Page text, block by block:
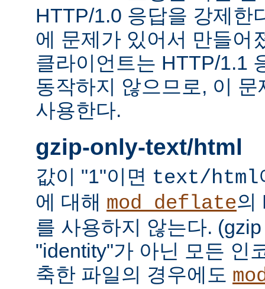
HTTP/1.0 응답을 강제한
에 문제가 있어서 만들어
클라이언트는 HTTP/1.1
동작하지 않으므로, 이
사용한다.
gzip-only-text/html
값이 "1"이면 text/html
에 대해 mod_deflate의
를 사용하지 않는다.
"identity"가 아닌 모든 인
축한 파일의 경우에도